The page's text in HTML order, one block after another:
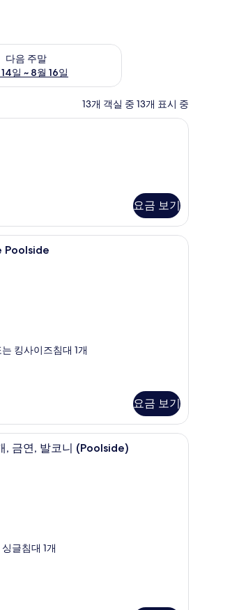
다음 주말
일 ~ 8월 16일
능 여부 확인, 8월 14일 ~ 8월 16일
13개 객실 중 13개 표시 중
1 개의 침실, 미니바, 객실 내 금고, 책상
요금 보기
실 내 금고, 책상Premiere Deluxe Poolside | 1 개의 침실, 미니
Poolside
킹사이즈침대 1개
요금 보기
, 책상 디럭스룸, 침실 1개, 금연, 발코니 (Poolside) |
, 금연, 발코니 (Poolside)
글침대 1개